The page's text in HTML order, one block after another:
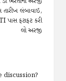
તારીખ લંબાવાઇ,
પાસ ફટાફટ કરી
લો અરજી
discussion?